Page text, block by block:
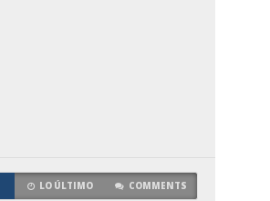
LO ÚLTIMO COMMENTS